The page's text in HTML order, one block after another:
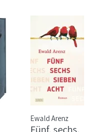
Ewald Arenz
Fünf, sechs,